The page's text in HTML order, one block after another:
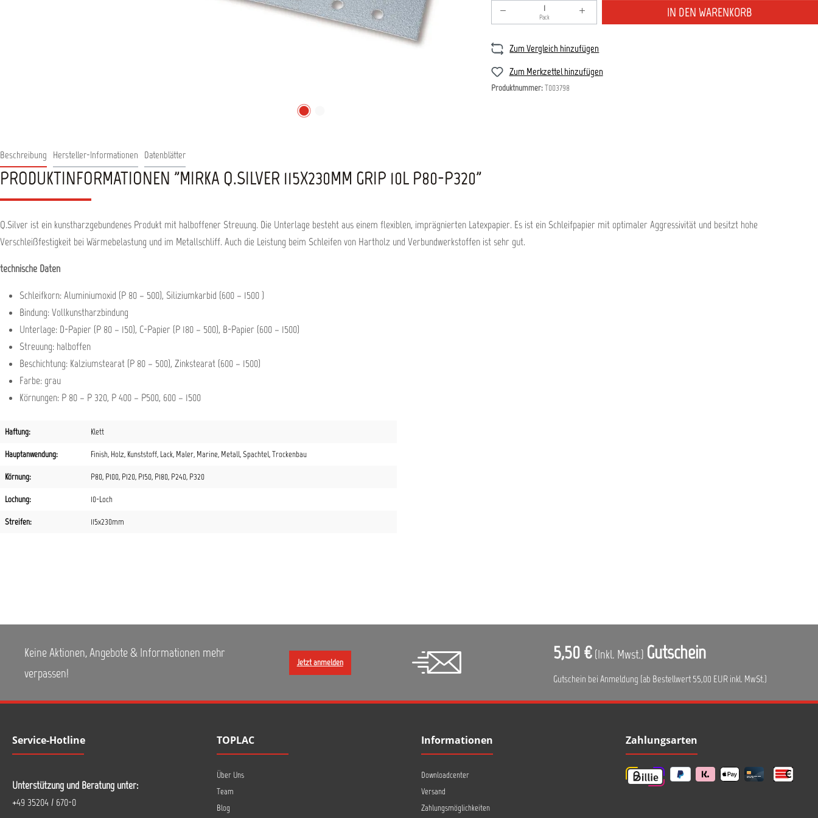
Produkt Anzahl: Gib den gewünschten Wert ein oder benutze
Pack IN DEN WARENKORB
Zum Vergleich hinzufügen
Zum Merkzettel hinzufügen
Produktnummer:T003798
Beschreibung Hersteller-Informationen Datenblätter
PRODUKTINFORMATIONEN "MIRKA Q.SILVER 115X230MM GRIP 10L P80-P320"
Q.Silver ist ein kunstharzgebundenes Produkt mit halboffener Streuung. Die Unterlage besteht aus einem flexiblen, imprägnierten Latexpapier. Es ist ein Schleifpapier mit optimaler Aggressivität und besitzt hohe
Verschleißfestigkeit bei Wärmebelastung und im Metallschliff. Auch die Leistung beim Schleifen von Hartholz und Verbundwerkstoffen ist sehr gut.
technische Daten
Schleifkorn: Aluminiumoxid (P 80 – 500), Siliziumkarbid (600 – 1500 )
Bindung: Vollkunstharzbindung
Unterlage: D-Papier (P 80 – 150), C-Papier (P 180 – 500), B-Papier (600 – 1500)
Streuung: halboffen
Beschichtung: Kalziumstearat (P 80 – 500), Zinkstearat (600 – 1500)
Farbe: grau
Körnungen: P 80 – P 320, P 400 – P500, 600 – 1500
Haftung: Klett
Hauptanwendung: Finish, Holz, Kunststoff, Lack, Maler, Marine, Metall, Spachtel, Trockenbau
Körnung: P80, P100, P120, P150, P180, P240, P320
Lochung: 10-Loch
Streifen: 115x230mm
Keine Aktionen, Angebote & Informationen mehr
verpassen!
Jetzt anmelden 5,50 € (Inkl. Mwst.) Gutschein
Gutschein bei Anmeldung (ab Bestellwert 55,00 EUR inkl. MwSt.)
Service-Hotline
Unterstützung und Beratung unter:
+49 35204 / 670-0
TOPLAC
Über Uns
Team
Blog
Informationen
Downloadcenter
Versand
Zahlungsmöglichkeiten
Zahlungsarten